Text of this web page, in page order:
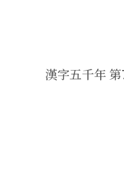
漢字五千年